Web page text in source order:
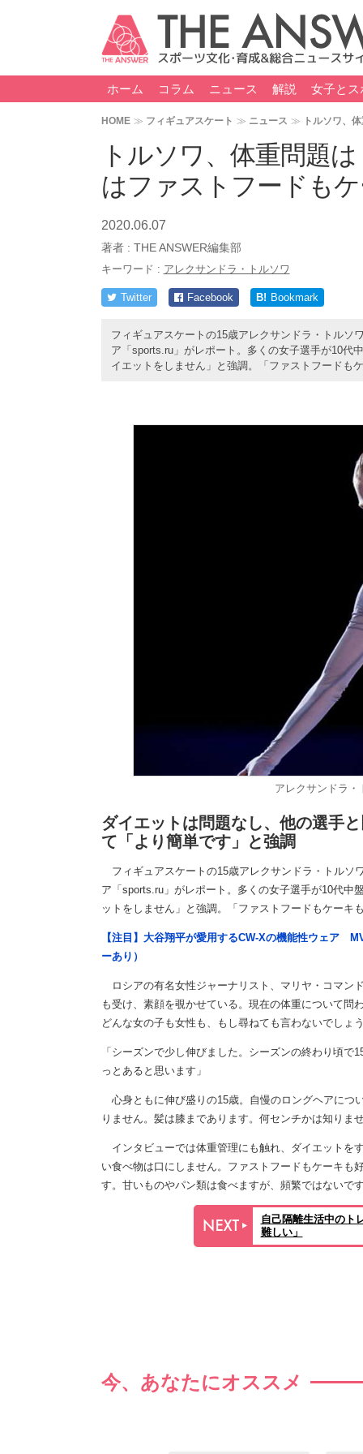
ホーム コラム ニュース 解説 女子とス
HOME フィギュアスケート ニュース トルソワ、
トルソワ、体重問題
はファストフードも
2020.06.07
著者 : THE ANSWER編集部
キーワード : アレクサンドラ・トルソワ
Twitter Facebook B! Bookmark
フィギュアスケートの15歳アレクサンドラ・トルソ
ア「sports.ru」がレポート。多くの女子選手が10代
イエットをしません」と強調。「ファストフードも
アレクサンドラ
ダイエットは問題なし、他の選手
て「より簡単です」と強調
フィギュアスケートの15歳アレクサンドラ・トルソ
ア「sports.ru」がレポート。多くの女子選手が10代中
ットをしません」と強調。「ファストフードもケーキ
【注目】大谷翔平が愛用するCW-Xの機能性ウェア
ーあり）
ロシアの有名女性ジャーナリスト、マリヤ・コマン
も受け、素顔を覗かせている。現在の体重について問
どんな女の子も女性も、もし尋ねても言わないでしょ
「シーズンで少し伸びました。シーズンの終わり頃
っとあると思います」
心身ともに伸び盛りの15歳。自慢のロングヘアにつ
りません。髪は膝まであります。何センチかは知りま
インタビューでは体重管理にも触れ、ダイエットを
い食べ物は口にしません。ファストフードもケーキも
す。甘いものやパン類は食べますが、頻繁ではないで
自己隔離生活中のト
難しい」
今、あなたにオススメ